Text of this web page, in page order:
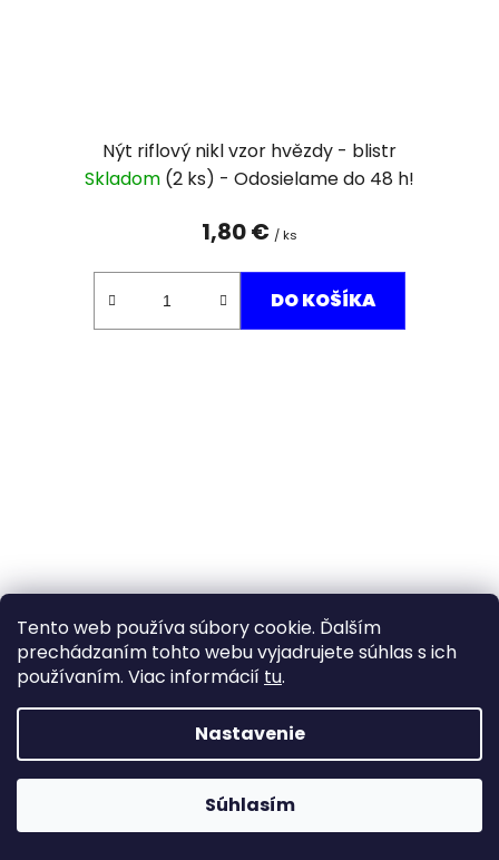
Tento web používa súbory cookie. Ďalším
prechádzaním tohto webu vyjadrujete súhlas s ich
používaním. Viac informácií tu.
Nastavenie
Súhlasím
Nýt riflový nikl vzor hvězdy - blistr
Skladom (2 ks)
1,80 € / ks
DO KOŠÍKA
Knoflíky stiskací Roland Baby Ø11 mm na slabé
látky
Odosielame do 7 dní